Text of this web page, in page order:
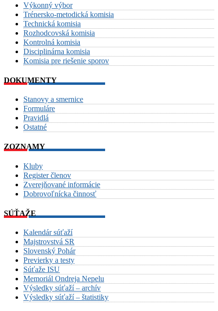
Výkonný výbor
Trénersko-metodická komisia
Technická komisia
Rozhodcovská komisia
Kontrolná komisia
Disciplinárna komisia
Komisia pre riešenie sporov
DOKUMENTY
Stanovy a smernice
Formuláre
Pravidlá
Ostatné
ZOZNAMY
Kluby
Register členov
Zverejňované informácie
Dobrovoľnícka činnosť
SÚŤAŽE
Kalendár súťaží
Majstrovstvá SR
Slovenský Pohár
Previerky a testy
Súťaže ISU
Memoriál Ondreja Nepelu
Výsledky súťaží – archív
Výsledky súťaží – štatistiky